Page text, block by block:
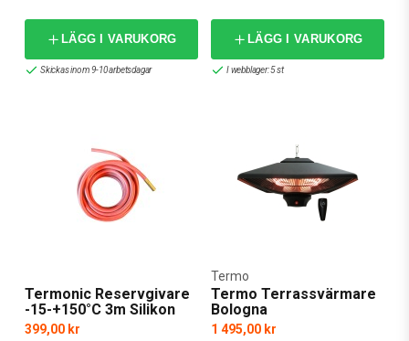
LÄGG I VARUKORG
Skickas inom 9-10 arbetsdagar
LÄGG I VARUKORG
I webblager: 5 st
Termonic Reservgivare
-15-+150°C 3m Silikon
399,00 kr
Termo Terrassvärmare
Bologna
Termo
1 495,00 kr